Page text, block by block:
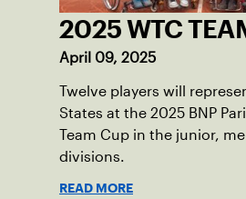
2025 WTC
April 09, 2025
Twelve players will
States at the 2025 BNP
Team Cup in the junior,
divisions.
READ MORE